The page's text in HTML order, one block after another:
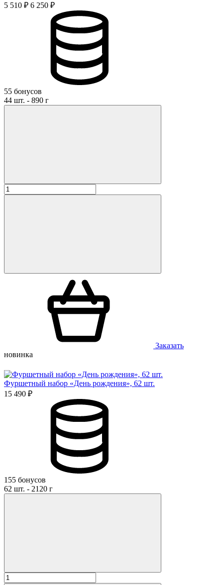
5 510 ₽ 6 250 ₽
55 бонусов
44 шт. - 890 г
Заказать
новинка
Фуршетный набор «День рождения», 62 шт.
15 490 ₽
155 бонусов
62 шт. - 2120 г